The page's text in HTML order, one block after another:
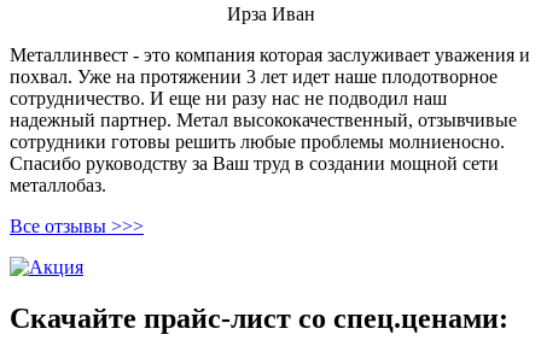
Ирза Иван
Металлинвест - это компания которая заслуживает уважения и
похвал. Уже на протяжении 3 лет идет наше плодотворное
сотрудничество. И еще ни разу нас не подводил наш
надежный партнер. Метал высококачественный, отзывчивые
сотрудники готовы решить любые проблемы молниеносно.
Спасибо руководству за Ваш труд в создании мощной сети
металлобаз.
Все отзывы >>>
Скачайте прайс-лист со спец.ценами: